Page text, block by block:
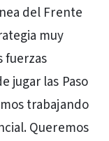
del Frente
muy
fuerzas
jugar las Paso
trabajando
Queremos